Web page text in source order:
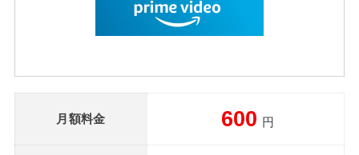
月額料金 600 円